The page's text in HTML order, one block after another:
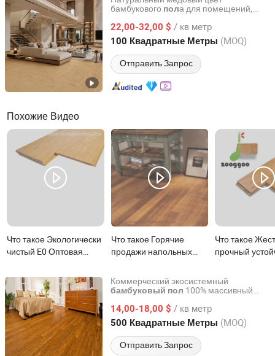
бамбукового пола для помещений,
покрытие для офисов и коммерческих
пространств
22,00-32,00 $ / кв метр
100 Квадратные Метры (MOQ)
Отправить Запрос
Hubei Yicheng International Trade Co., Ltd.
Hubei, China с 2026
Похожие Видео
Что такое Экологически
чистый E0 Оптовая
водонепроницаемого
термитостойкого
напольного покрытия из
бамбука для
помещений
Что такое Горячие
продажи напольных
углеродизированного
сплошного бамбука
оптовой торговли
Что такое
прочный
паркетный
бамбука,
натурального
Коммерческий экосистемный
бамбуковый пол 100% массивный
использования на распродаже
14,00-18,00 $ / кв метр
500 Квадратные Метры (MOQ)
Отправить Запрос
Kangton Industry, Inc.
Shanghai, China с 2004